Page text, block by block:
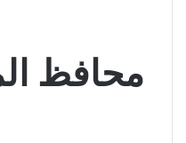
محافظ